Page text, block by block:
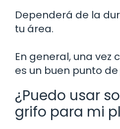
Dependerá de la
tu área.
En general, una vez
es un buen punto
¿Puedo usar
grifo para mi